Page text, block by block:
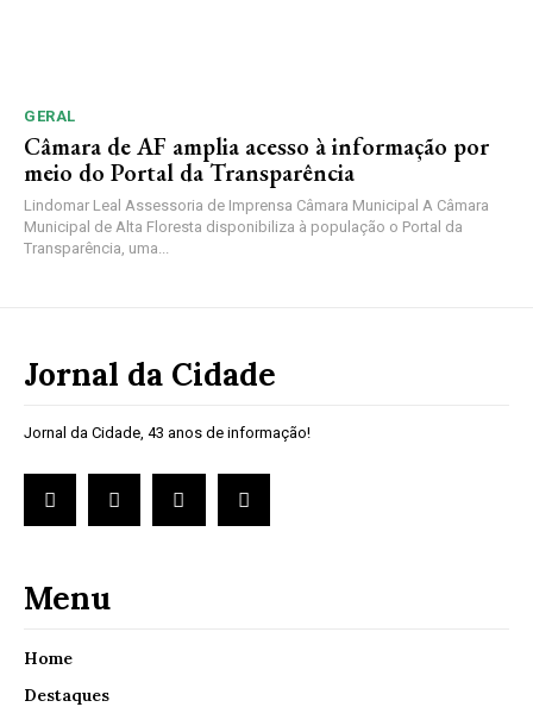
GERAL
Câmara de AF amplia acesso à informação por
meio do Portal da Transparência
Lindomar Leal Assessoria de Imprensa Câmara Municipal A Câmara
Municipal de Alta Floresta disponibiliza à população o Portal da
Transparência, uma...
Jornal da Cidade
Jornal da Cidade, 43 anos de informação!
Menu
Home
Destaques